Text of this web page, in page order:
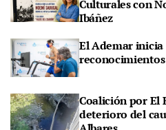
Culturales con
Ibáñez
El Ademar inicia
Coalición por El
deterioro del